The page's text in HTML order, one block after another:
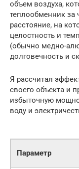
объем воздуха,
теплообменник за
расстояние, на
целостность и
(обычно медно-
долговечность и
Я рассчитал
своего объекта и
избыточную
воду и
Параметр